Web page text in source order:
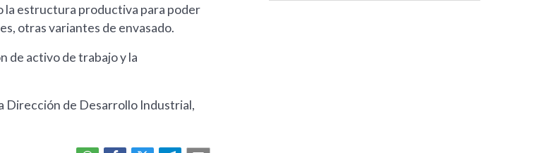
la estructura productiva para poder
otras variantes de envasado.
de activo de trabajo y la
Dirección de Desarrollo Industrial,